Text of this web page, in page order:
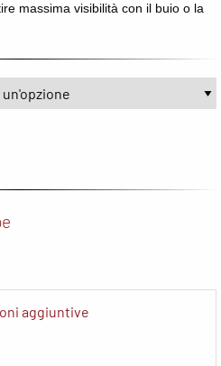
massima visibilità con il buio o la
aggiuntive